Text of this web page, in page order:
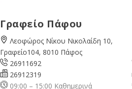
Γραφείο Πάφου
Λεοφώρος Νίκου Νικολαίδη 10,
Γραφείο104, 8010 Πάφος
26911692
26912319
09:00 – 15:00 Καθημερινά